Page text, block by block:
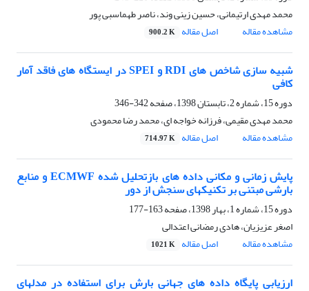
محمد مهدی ارتیمانی، حسین زینی وند، ناصر طهماسبی پور
مشاهده مقاله
اصل مقاله 900.2 K
شبیه سازی شاخص های RDI و SPEI در ایستگاه های فاقد آمار
کافی
دوره 15، شماره 2، تابستان 1398، صفحه
342-346
محمد مهدی مقیمی، فرزانه خواجه ای، محمد رضا محمودی
مشاهده مقاله
اصل مقاله 714.97 K
پایش زمانی و مکانی داده های بازتحلیل شده ECMWF و منابع
بارشی مبتنی بر تکنیکهای سنجش از دور
دوره 15، شماره 1، بهار 1398، صفحه
163-177
اصغر عزیزیان، هادی رمضانی اعتدالی
مشاهده مقاله
اصل مقاله 1021 K
ارزیابی پایگاه داده های جهانی بارش برای استفاده در مدلهای